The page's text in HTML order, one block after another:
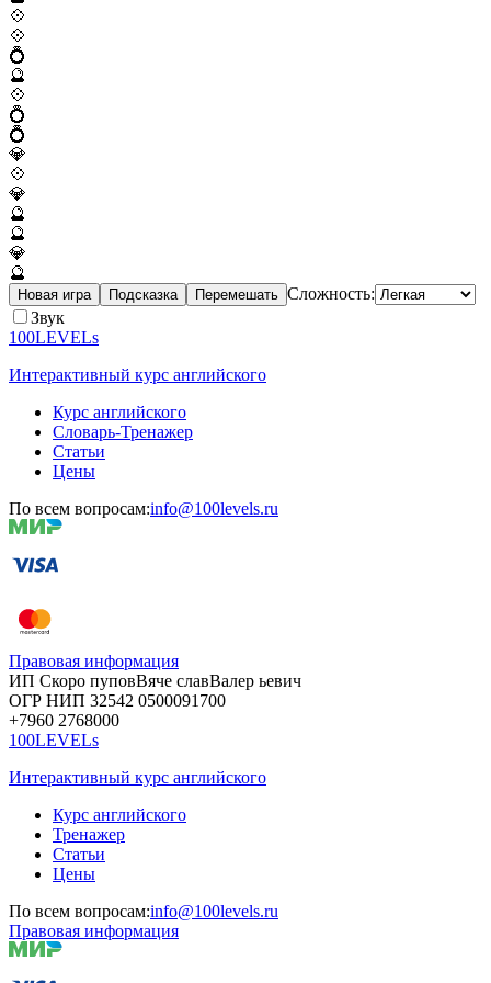
💠
💠
💍
🔮
💠
💍
💍
💎
💠
💎
🔮
🔮
💎
🔮
Новая игра Подсказка Перемешать Сложность:
Звук
100LEVELs
Интерактивный курс английского
Курс английского
Словарь-Тренажер
Статьи
Цены
По всем вопросам:info@100levels.ru
Правовая информация
ИП Скоро пуповВяче славВалер ьевич
ОГР НИП 32542 0500091700
+7960 2768000
100LEVELs
Интерактивный курс английского
Курс английского
Тренажер
Статьи
Цены
По всем вопросам:info@100levels.ru
Правовая информация